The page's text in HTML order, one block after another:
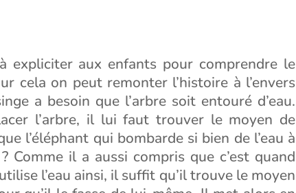
expliciter aux enfants pour comprendre le
cela on peut remonter l’histoire à l’envers
a besoin que l’arbre soit entouré d’eau.
l’arbre, il lui faut trouver le moyen de
l’éléphant qui bombarde si bien de l’eau à
il a aussi compris que c’est quand
l’eau ainsi, il suffit qu’il trouve le moyen